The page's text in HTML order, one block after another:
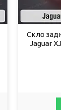
Скло
Jaguar